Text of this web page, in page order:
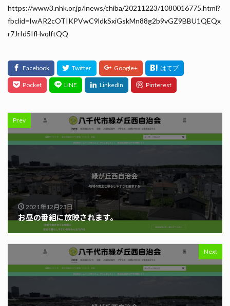
https://www3.nhk.or.jp/lnews/chiba/20211223/1080016775.html?
fbclid=IwAR2cOTIKPVwC9ldkSxiGskMn88g2b9vGZ9BBU1QEQx
r7JrId5IfHvqlftQQ
Prev
2021年12月23日
お昼の番組に放映されます。
Next